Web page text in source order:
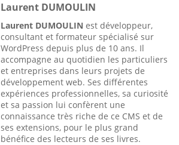
Laurent DUMOULIN
Laurent DUMOULIN est développeur,
consultant et formateur spécialisé sur
WordPress depuis plus de 10 ans. Il
accompagne au quotidien les particuliers
et entreprises dans leurs projets de
développement web. Ses différentes
expériences professionnelles, sa curiosité
et sa passion lui confèrent une
connaissance très riche de ce CMS et de
ses extensions, pour le plus grand
bénéfice des lecteurs de ses livres.